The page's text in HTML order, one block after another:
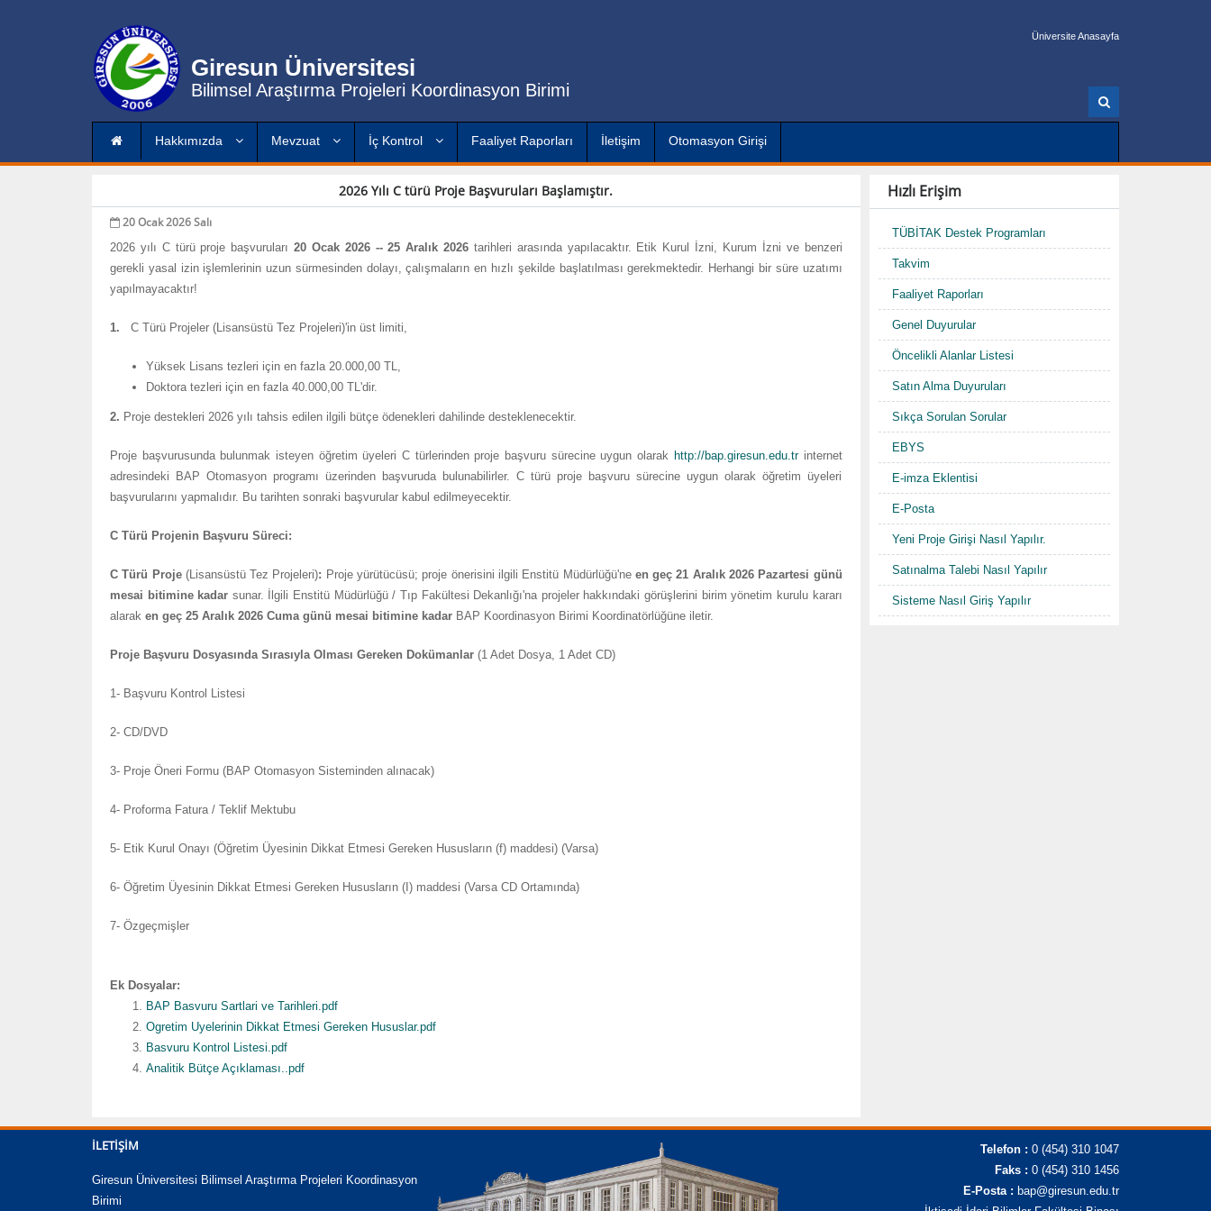
Giresun Üniversitesi
Bilimsel Araştırma Projeleri Koordinasyon Birimi
Üniversite Anasayfa
r
Hakkımızda Mevzuat İç Kontrol Faaliyet Raporları İletişim Otomasyon Girişi
2026 Yılı C türü Proje Başvuruları Başlamıştır.
20 Ocak 2026 Salı
2026 yılı C türü proje başvuruları20 Ocak 2026 -- 25 Aralık 2026 tarihleri arasında yapılacaktır. Etik Kurul İzni, Kurum İzni ve benzeri
gerekli yasal izin işlemlerinin uzun sürmesinden dolayı, çalışmaların en hızlı şekilde başlatılması gerekmektedir. Herhangi bir süre uzatımı
yapılmayacaktır!
1. C Türü Projeler (Lisansüstü Tez Projeleri)'in üst limiti,
Yüksek Lisans tezleri için en fazla 20.000,00 TL,
Doktora tezleri için en fazla 40.000,00 TL'dir.
2. Proje destekleri 2026 yılı tahsis edilen ilgili bütçe ödenekleri dahilinde desteklenecektir.
Proje başvurusunda bulunmak isteyen öğretim üyeleri C türlerinden proje başvuru sürecine uygun olarak http://bap.giresun.edu.trinternet
adresindeki BAP Otomasyon programı üzerinden başvuruda bulunabilirler. C türü proje başvuru sürecine uygun olarak öğretim üyeleri
başvurularını yapmalıdır. Bu tarihten sonraki başvurular kabul edilmeyecektir.
C Türü Projenin Başvuru Süreci:
C Türü Proje(Lisansüstü Tez Projeleri): Proje yürütücüsü; proje önerisini ilgili Enstitü Müdürlüğü'ne en geç 21 Aralık 2026 Pazartesi günü
mesai bitimine kadar sunar. İlgili Enstitü Müdürlüğü / Tıp Fakültesi Dekanlığı'na projeler hakkındaki görüşlerini birim yönetim kurulu kararı
alarak en geç 25 Aralık 2026 Cuma günü mesai bitimine kadar BAP Koordinasyon Birimi Koordinatörlüğüne iletir.
Proje Başvuru Dosyasında Sırasıyla Olması Gereken Dokümanlar (1 Adet Dosya, 1 Adet CD)
1- Başvuru Kontrol Listesi
2- CD/DVD
3- Proje Öneri Formu (BAP Otomasyon Sisteminden alınacak)
4- Proforma Fatura / Teklif Mektubu
5- Etik Kurul Onayı (Öğretim Üyesinin Dikkat Etmesi Gereken Hususların (f) maddesi) (Varsa)
6- Öğretim Üyesinin Dikkat Etmesi Gereken Hususların (I) maddesi (Varsa CD Ortamında)
7- Özgeçmişler
Ek Dosyalar:
BAP Basvuru Sartlari ve Tarihleri.pdf
Ogretim Uyelerinin Dikkat Etmesi Gereken Hususlar.pdf
Basvuru Kontrol Listesi.pdf
Analitik Bütçe Açıklaması..pdf
Hızlı Erişim
TÜBİTAK Destek Programları
Takvim
Faaliyet Raporları
Genel Duyurular
Öncelikli Alanlar Listesi
Satın Alma Duyuruları
Sıkça Sorulan Sorular
EBYS
E-imza Eklentisi
E-Posta
Yeni Proje Girişi Nasıl Yapılır.
Satınalma Talebi Nasıl Yapılır
Sisteme Nasıl Giriş Yapılır
İLETIŞIM
Giresun Üniversitesi Bilimsel Araştırma Projeleri Koordinasyon
Birimi
Telefon : 0 (454) 310 1047
Faks : 0 (454) 310 1456
E-Posta : bap@giresun.edu.tr